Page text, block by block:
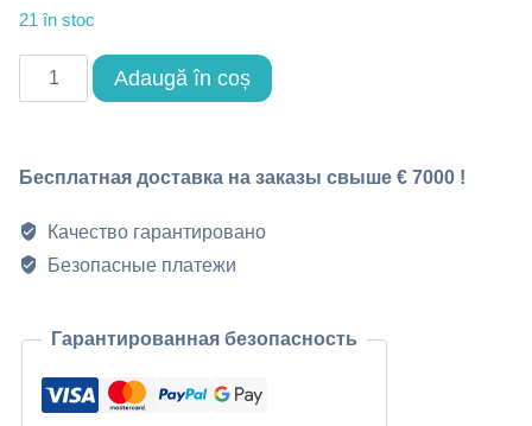
21 în stoc
Cantitate
вентиль
DPF(AA)1.3
Adaugă în coș
Бесплатная доставка на заказы свыше € 7000 !
Качество гарантировано
Безопасные платежи
Гарантированная безопасность